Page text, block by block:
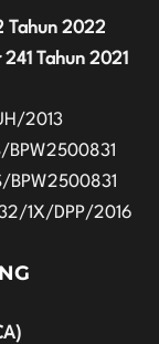
Tahun 2022
241 Tahun 2021
2013
BPW2500831
BPW2500831
1X/DPP/2016